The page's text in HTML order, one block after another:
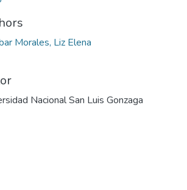
Morales, Liz Elena
Nacional San Luis Gonzaga